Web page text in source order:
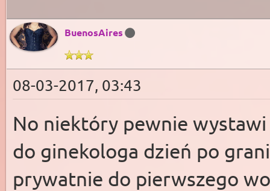
BuenosAires
08-03-2017, 03:43
No niektóry pewnie
do ginekologa dzień po
prywatnie do pierwszego